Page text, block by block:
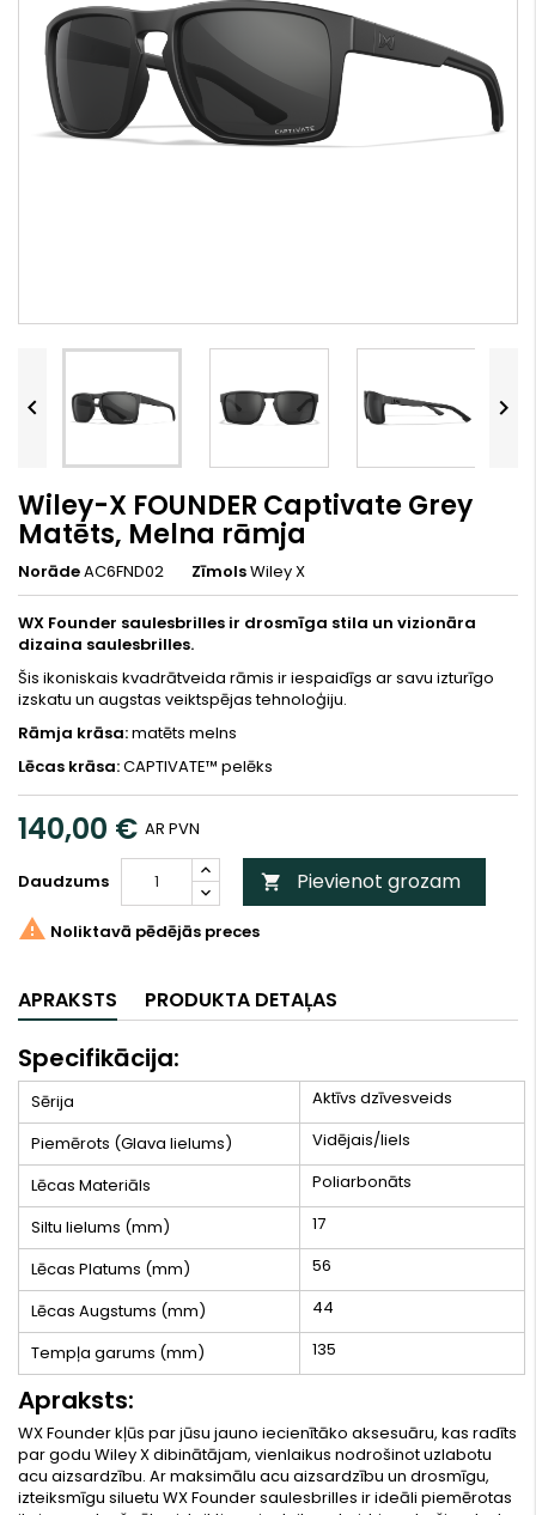
 
Wiley-X FOUNDER Captivate Grey
Matēts, Melna rāmja
NorādeAC6FND02 ZīmolsWiley X
WX Founder saulesbrilles ir drosmīga stila un vizionāra
dizaina saulesbrilles.
Šis ikoniskais kvadrātveida rāmis ir iespaidīgs ar savu izturīgo
izskatu un augstas veiktspējas tehnoloģiju.
Rāmja krāsa:matēts melns
Lēcas krāsa:CAPTIVATE™ pelēks
140,00 € AR PVN
Daudzums  Pievienot grozam
 Noliktavā pēdējās preces
APRAKSTS PRODUKTA DETAĻAS
Specifikācija:
Sērija
Aktīvs dzīvesveids
Piemērots (Glava lielums)
Vidējais/liels
Lēcas Materiāls
Poliarbonāts
Siltu lielums (mm)
17
Lēcas Platums (mm)
56
Lēcas Augstums (mm)
44
Tempļa garums (mm)
135
Apraksts:
WX Founder kļūs par jūsu jauno iecienītāko aksesuāru, kas radīts
par godu Wiley X dibinātājam, vienlaikus nodrošinot uzlabotu
acu aizsardzību. Ar maksimālu acu aizsardzību un drosmīgu,
izteiksmīgu siluetu WX Founder saulesbrilles ir ideāli piemērotas